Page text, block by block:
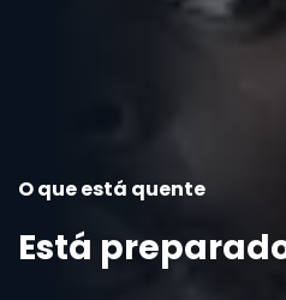
O que está quente
Está